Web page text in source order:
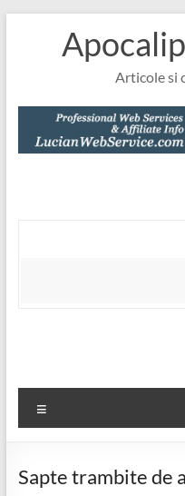
Articole si
Sapte trambite de